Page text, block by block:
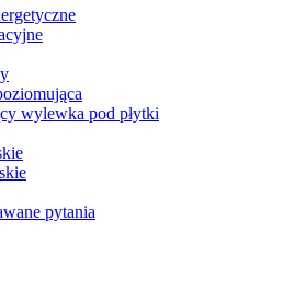
wylewka pod płytki
pytania